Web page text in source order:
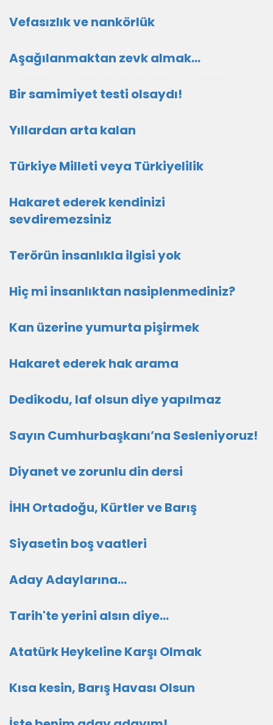
Vefasızlık ve nankörlük
Aşağılanmaktan zevk almak…
Bir samimiyet testi olsaydı!
Yıllardan arta kalan
Türkiye Milleti veya Türkiyelilik
Hakaret ederek kendinizi
sevdiremezsiniz
Terörün insanlıkla ilgisi yok
Hiç mi insanlıktan nasiplenmediniz?
Kan üzerine yumurta pişirmek
Hakaret ederek hak arama
Dedikodu, laf olsun diye yapılmaz
Sayın Cumhurbaşkanı’na Sesleniyoruz!
Diyanet ve zorunlu din dersi
İHH Ortadoğu, Kürtler ve Barış
Siyasetin boş vaatleri
Aday Adaylarına…
Tarih'te yerini alsın diye...
Atatürk Heykeline Karşı Olmak
Kısa kesin, Barış Havası Olsun